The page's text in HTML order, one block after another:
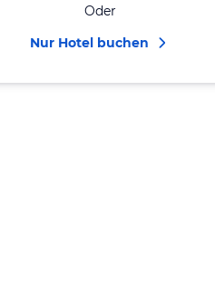
Oder
Nur Hotel buchen